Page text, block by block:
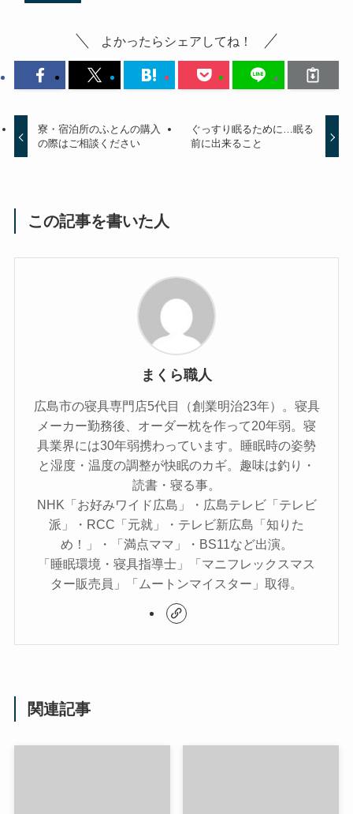
よかったらシェアしてね！
寮・宿泊所のふとんの購入
の際はご相談ください
ぐっすり眠るために…眠る
前に出来ること
この記事を書いた人
まくら職人
広島市の寝具専門店5代目（創業明治23年）。寝具
メーカー勤務後、オーダー枕を作って20年弱。寝
具業界には30年弱携わっています。睡眠時の姿勢
と湿度・温度の調整が快眠のカギ。趣味は釣り・
読書・寝る事。
NHK「お好みワイド広島」・広島テレビ「テレビ
派」・RCC「元就」・テレビ新広島「知りた
め！」・「満点ママ」・BS11など出演。
「睡眠環境・寝具指導士」「マニフレックスマス
ター販売員」「ムートンマイスター」取得。
関連記事